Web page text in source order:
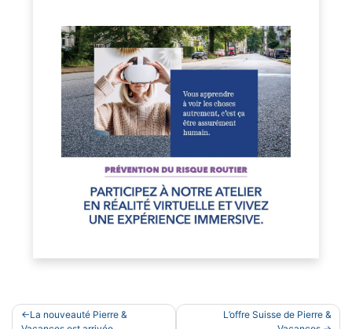
Navigation
La nouveauté Pierre &
L’offre Suisse de Pierre &